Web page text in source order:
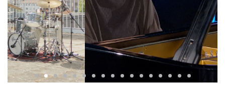
Rachmaninow – Études-Tableaux,
Nr. 9
Mari Ichihashi, Klavier